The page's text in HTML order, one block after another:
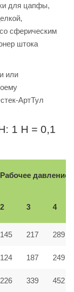
для цапфы,
сферическим
штока
или
АртТул
1 Н = 0,1
Рабочее давление,
2 3 4
145 217 289
124 187 249
226 339 452